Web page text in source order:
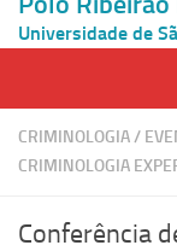
Universidade de
Página Inicial
Ao vivo
Inscrição
CRIMINOLOGIA/
CRIMINOLOGIA
Conferência